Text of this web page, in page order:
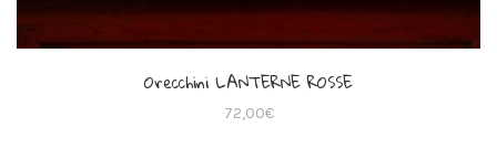
Orecchini LANTERNE ROSSE
72,00€